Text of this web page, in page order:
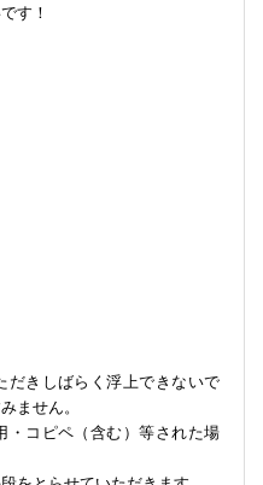
す！
だきしばらく浮上できないで
ません。
コピペ（含む）等された場